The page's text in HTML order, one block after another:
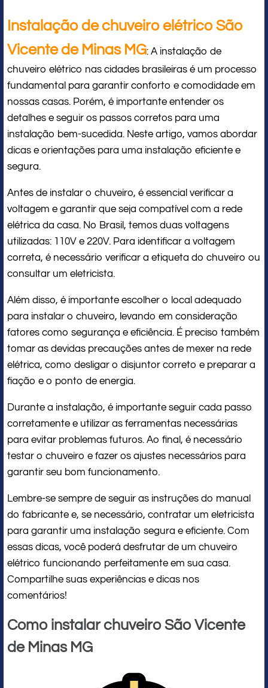
Instalação de chuveiro elétrico São
Vicente de Minas MG: A instalação de
chuveiro elétrico nas cidades brasileiras é um processo
fundamental para garantir conforto e comodidade em
nossas casas. Porém, é importante entender os
detalhes e seguir os passos corretos para uma
instalação bem-sucedida. Neste artigo, vamos abordar
dicas e orientações para uma instalação eficiente e
segura.
Antes de instalar o chuveiro, é essencial verificar a
voltagem e garantir que seja compatível com a rede
elétrica da casa. No Brasil, temos duas voltagens
utilizadas: 110V e 220V. Para identificar a voltagem
correta, é necessário verificar a etiqueta do chuveiro ou
consultar um eletricista.
Além disso, é importante escolher o local adequado
para instalar o chuveiro, levando em consideração
fatores como segurança e eficiência. É preciso também
tomar as devidas precauções antes de mexer na rede
elétrica, como desligar o disjuntor correto e preparar a
fiação e o ponto de energia.
Durante a instalação, é importante seguir cada passo
corretamente e utilizar as ferramentas necessárias
para evitar problemas futuros. Ao final, é necessário
testar o chuveiro e fazer os ajustes necessários para
garantir seu bom funcionamento.
Lembre-se sempre de seguir as instruções do manual
do fabricante e, se necessário, contratar um eletricista
para garantir uma instalação segura e eficiente. Com
essas dicas, você poderá desfrutar de um chuveiro
elétrico funcionando perfeitamente em sua casa.
Compartilhe suas experiências e dicas nos
comentários!
Como instalar chuveiro São Vicente
de Minas MG